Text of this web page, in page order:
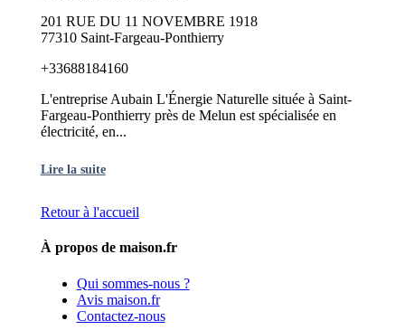
201 RUE DU 11 NOVEMBRE 1918
77310 Saint-Fargeau-Ponthierry
+33688184160
L'entreprise Aubain L'Énergie Naturelle située à Saint-
Fargeau-Ponthierry près de Melun est spécialisée en
électricité, en...
Lire la suite
Retour à l'accueil
À propos de maison.fr
Qui sommes-nous ?
Avis maison.fr
Contactez-nous